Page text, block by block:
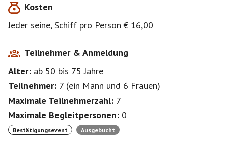
Wir fahren bei JEDEM Wetter!
Bis zum Eventbeginn wünsche ich eine gute Zeit und
bleibt gesund, LG Marion
Kosten
Jeder seine, Schiff pro Person € 16,00
Teilnehmer & Anmeldung
Alter: ab 50 bis 75Jahre
Teilnehmer: 7 (ein Mann und 6 Frauen)
Maximale Teilnehmerzahl: 7
Maximale Begleitpersonen: 0
Bestätigungsevent Ausgebucht